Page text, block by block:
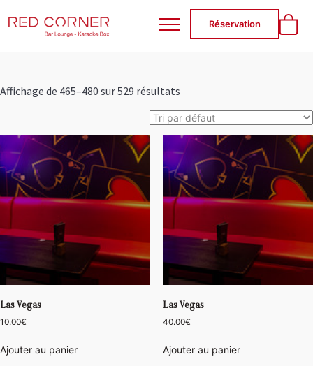
RED CORNER
Réservation
Affichage de 465–480 sur 529 résultats
Las Vegas
10.00€
Ajouter au panier
Las Vegas
40.00€
Ajouter au panier